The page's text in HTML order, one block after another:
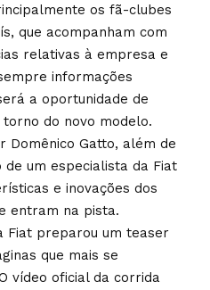
os fã-clubes
que acompanham com
relativas à empresa e
informações
a oportunidade de
do novo modelo.
Domênico Gatto, além de
um especialista da Fiat
e inovações dos
entram na pista.
Fiat preparou um teaser
que mais se
vídeo oficial da corrida